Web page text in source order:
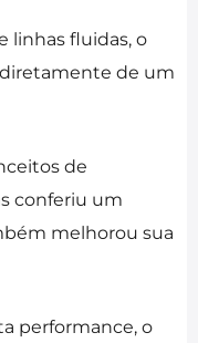
linhas fluidas, o
diretamente de um
de
conferiu um
melhorou sua
performance, o